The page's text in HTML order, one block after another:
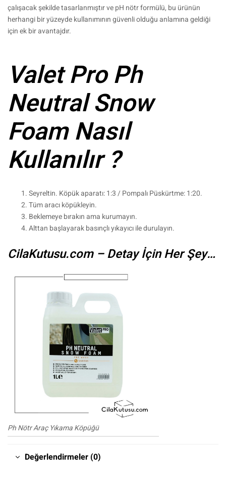
çalışacak şekilde tasarlanmıştır ve pH nötr formülü, bu ürünün
herhangi bir yüzeyde kullanımının güvenli olduğu anlamına geldiği
için ek bir avantajdır.
Valet Pro Ph
Neutral Snow
Foam Nasıl
Kullanılır ?
Seyreltin. Köpük aparatı: 1:3 / Pompalı Püskürtme: 1:20.
Tüm aracı köpükleyin.
Beklemeye bırakın ama kurumayın.
Alttan başlayarak basınçlı yıkayıcı ile durulayın.
CilaKutusu.com – Detay İçin Her Şey…
Ph Nötr Araç Yıkama Köpüğü
Değerlendirmeler (0)